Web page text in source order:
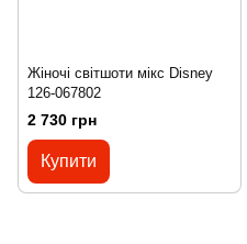
Жіночі світшоти мікс Disney
126-067802
2 730 грн
Купити